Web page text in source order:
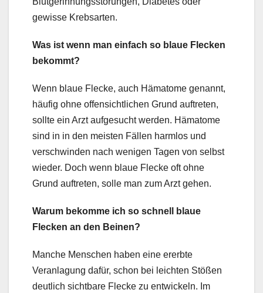
gewisse Krebsarten.
Was ist wenn man einfach so blaue Flecken
bekommt?
Wenn blaue Flecke, auch Hämatome genannt,
häufig ohne offensichtlichen Grund auftreten,
sollte ein Arzt aufgesucht werden. Hämatome
sind in in den meisten Fällen harmlos und
verschwinden nach wenigen Tagen von selbst
wieder. Doch wenn blaue Flecke oft ohne
Grund auftreten, solle man zum Arzt gehen.
Warum bekomme ich so schnell blaue
Flecken an den Beinen?
Manche Menschen haben eine ererbte
Veranlagung dafür, schon bei leichten Stößen
deutlich sichtbare Flecke zu entwickeln. Im